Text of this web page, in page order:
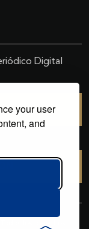
your user
and
Digital